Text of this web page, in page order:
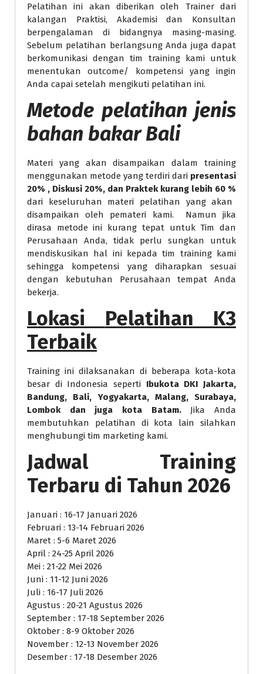
Pelatihan ini akan diberikan oleh Trainer dari
kalangan Praktisi, Akademisi dan Konsultan
berpengalaman di bidangnya masing-masing.
Sebelum pelatihan berlangsung Anda juga dapat
berkomunikasi dengan tim training kami untuk
menentukan outcome/ kompetensi yang ingin
Anda capai setelah mengikuti pelatihan ini.
Metode pelatihan jenis
bahan bakar Bali
Materi yang akan disampaikan dalam training
menggunakan metode yang terdiri dari presentasi
20% , Diskusi 20%, dan Praktek kurang lebih 60 %
dari keseluruhan materi pelatihan yang akan
disampaikan oleh pemateri kami. Namun jika
dirasa metode ini kurang tepat untuk Tim dan
Perusahaan Anda, tidak perlu sungkan untuk
mendiskusikan hal ini kepada tim training kami
sehingga kompetensi yang diharapkan sesuai
dengan kebutuhan Perusahaan tempat Anda
bekerja.
Lokasi Pelatihan K3
Terbaik
Training ini dilaksanakan di beberapa kota-kota
besar di Indonesia seperti Ibukota DKI Jakarta,
Bandung, Bali, Yogyakarta, Malang, Surabaya,
Lombok dan juga kota Batam.Jika Anda
membutuhkan pelatihan di kota lain silahkan
menghubungi tim marketing kami.
Jadwal Training
Terbaru di Tahun 2026
Januari : 16-17 Januari 2026
Februari : 13-14 Februari 2026
Maret : 5-6 Maret 2026
April : 24-25 April 2026
Mei : 21-22 Mei 2026
Juni : 11-12 Juni 2026
Juli : 16-17 Juli 2026
Agustus : 20-21 Agustus 2026
September : 17-18 September 2026
Oktober : 8-9 Oktober 2026
November : 12-13 November 2026
Desember : 17-18 Desember 2026